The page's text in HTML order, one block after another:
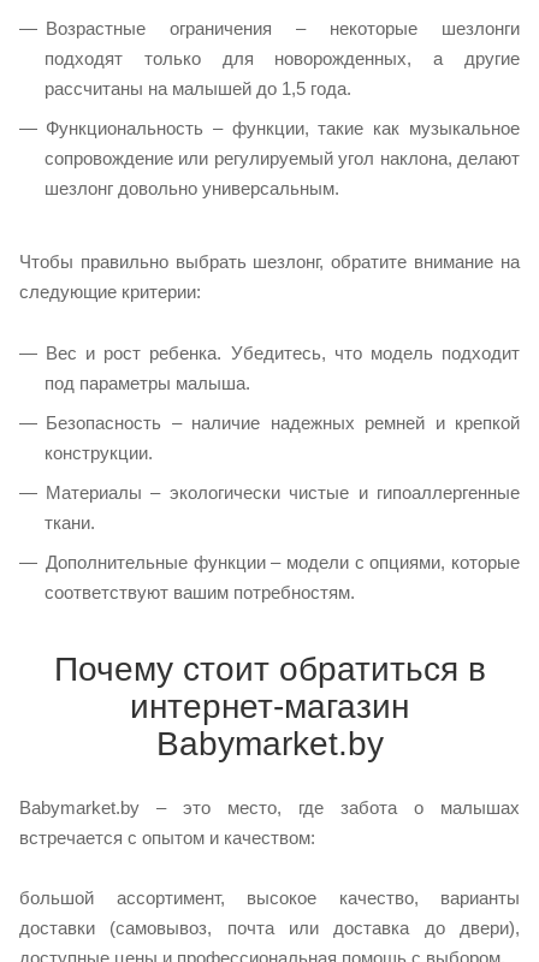
Возрастные ограничения – некоторые шезлонги
подходят только для новорожденных, а другие
рассчитаны на малышей до 1,5 года.
Функциональность – функции, такие как музыкальное
сопровождение или регулируемый угол наклона, делают
шезлонг довольно универсальным.
Чтобы правильно выбрать шезлонг, обратите внимание на
следующие критерии:
Вес и рост ребенка. Убедитесь, что модель подходит
под параметры малыша.
Безопасность – наличие надежных ремней и крепкой
конструкции.
Материалы – экологически чистые и гипоаллергенные
ткани.
Дополнительные функции – модели с опциями, которые
соответствуют вашим потребностям.
Почему стоит обратиться в
интернет-магазин
Babymarket.by
Babymarket.by – это место, где забота о малышах
встречается с опытом и качеством:
большой ассортимент, высокое качество, варианты
доставки (самовывоз, почта или доставка до двери),
доступные цены и профессиональная помощь с выбором.